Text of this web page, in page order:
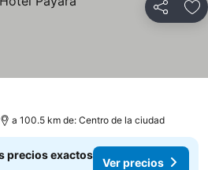
Compartir
a 100.5 km de: Centro de la ciudad
precios exactos
Ver precios